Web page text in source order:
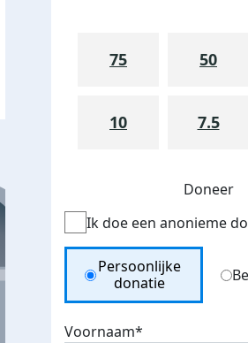
75 50
10 7.5
Doneer
Ik doe een anonieme
Donation Type
Persoonlijke
donatie
Voornaam*